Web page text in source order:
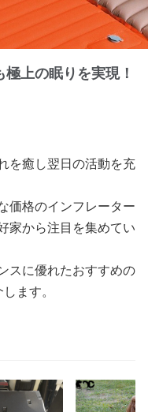
上の眠りを実現！
を癒し翌日の活動を充
価格のインフレーター
家から注目を集めてい
スに優れたおすすめの
ます。